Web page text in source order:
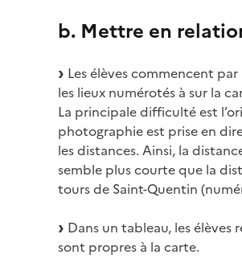
b. Mettre en
Les élèves commencent
les lieux numérotés à sur la
La principale difficulté est
photographie est prise en
les distances. Ainsi, la
semble plus courte que la
tours de Saint-Quentin
Dans un tableau, les
sont propres à la carte.